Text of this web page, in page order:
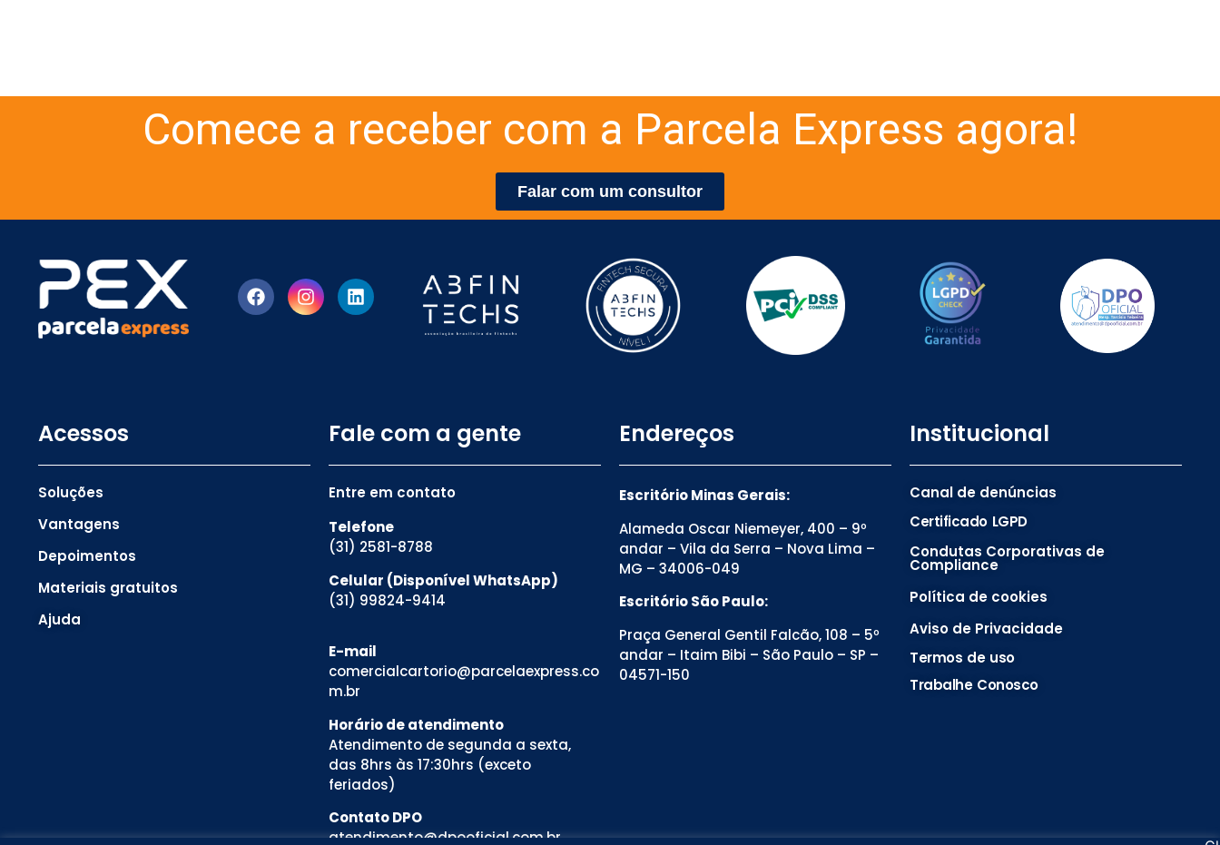
Comece a receber com a Parcela Express agora!
Falar com um consultor
Acessos
Soluções
Vantagens
Depoimentos
Materiais gratuitos
Ajuda
Fale com a gente
Entre em contato
Telefone
(31) 2581-8788
Celular (Disponível WhatsApp)
(31) 99824-9414
E-mail
comercialcartorio@parcelaexpress.co
m.br
Horário de atendimento
Atendimento de segunda a sexta,
das 8hrs às 17:30hrs (exceto
feriados)
Contato DPO
atendimento@dpooficial.com.br
Endereços
Escritório Minas Gerais:
Alameda Oscar Niemeyer, 400 – 9º
andar – Vila da Serra – Nova Lima –
MG – 34006-049
Escritório São Paulo:
Praça General Gentil Falcão, 108 – 5º
andar – Itaim Bibi – São Paulo – SP –
04571-150
Institucional
Canal de denúncias
Certificado LGPD
Condutas Corporativas de
Compliance
Política de cookies
Aviso de Privacidade
Termos de uso
Trabalhe Conosco